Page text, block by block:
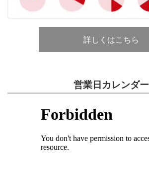
詳しくはこちら
営業日カレンダー